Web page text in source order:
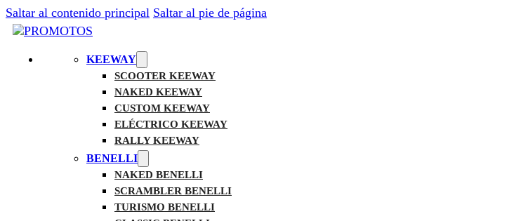
Saltar al contenido principal Saltar al pie de página
KEEWAY
SCOOTER KEEWAY
NAKED KEEWAY
CUSTOM KEEWAY
ELÉCTRICO KEEWAY
RALLY KEEWAY
BENELLI
NAKED BENELLI
SCRAMBLER BENELLI
TURISMO BENELLI